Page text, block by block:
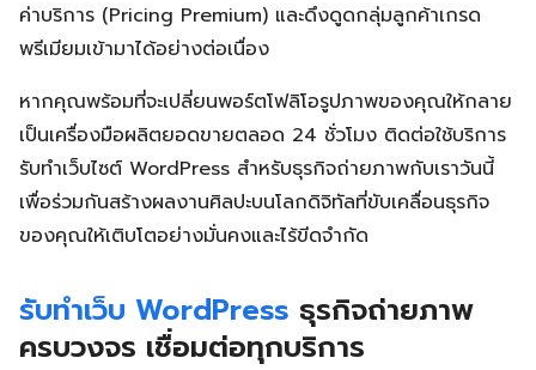
ค่าบริการ (Pricing Premium) และดึงดูดกลุ่มลูกค้าเกรด
พรีเมียมเข้ามาได้อย่างต่อเนื่อง
หากคุณพร้อมที่จะเปลี่ยนพอร์ตโฟลิโอรูปภาพของคุณให้กลาย
เป็นเครื่องมือผลิตยอดขายตลอด 24 ชั่วโมง ติดต่อใช้บริการ
รับทำเว็บไซต์ WordPress สำหรับธุรกิจถ่ายภาพกับเราวันนี้
เพื่อร่วมกันสร้างผลงานศิลปะบนโลกดิจิทัลที่ขับเคลื่อนธุรกิจ
ของคุณให้เติบโตอย่างมั่นคงและไร้ขีดจำกัด
รับทำเว็บ WordPress ธุรกิจถ่ายภาพ
ครบวงจร เชื่อมต่อทุกบริการ